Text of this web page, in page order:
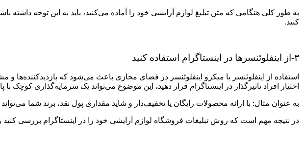
به طور کلی هنگامی ‌که متن تبلیغ لوازم آرایشی خود را آماده می‌کنید، باید به این توجه داشته
کنید.
۳-از اینفلوئنسرها در اینستاگرام استفاده کنید
استفاده از اینفلوئنسر یا میکرو اینفلوئنسر در فضای مجازی باعث می‌شود که
اختیار افراد تاثیرگذار در اینستاگرام قرار دهید، این موضوع می‌تواند یک سرمایه‌گذاری کوچک با
به عنوان مثال: با ارائه محصولات رایگان یا تخفیف‌دار و شاید مقداری پول نقد، برند شما
در نتیجه مهم است که روش تبلیغات فروشگاه لوازم آرایشی خود را در اینستاگرام بررسی کنید و